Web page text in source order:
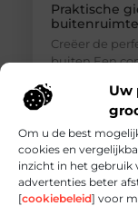
Uw
Om u de best
cookies en
inzicht in het gebruik
advertenties beter
[cookiebeleid] voor
Praktische
buitenruimte
Creëer de
buiten Een
waar we tot
wordt sterk
Dit geldt niet
maar ook
beschikking